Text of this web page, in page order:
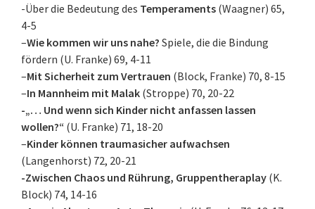
-Über die Bedeutung des Temperaments (Waagner) 65,
4-5
–Wie kommen wir uns nahe? Spiele, die die Bindung
fördern (U. Franke) 69, 4-11
–Mit Sicherheit zum Vertrauen (Block, Franke) 70, 8-15
–In Mannheim mit Malak (Stroppe) 70, 20-22
-„… Und wenn sich Kinder nicht anfassen lassen
wollen?“ (U. Franke) 71, 18-20
–Kinder können traumasicher aufwachsen
(Langenhorst) 72, 20-21
-Zwischen Chaos und Rührung, Gruppentheraplay (K.
Block) 74, 14-16